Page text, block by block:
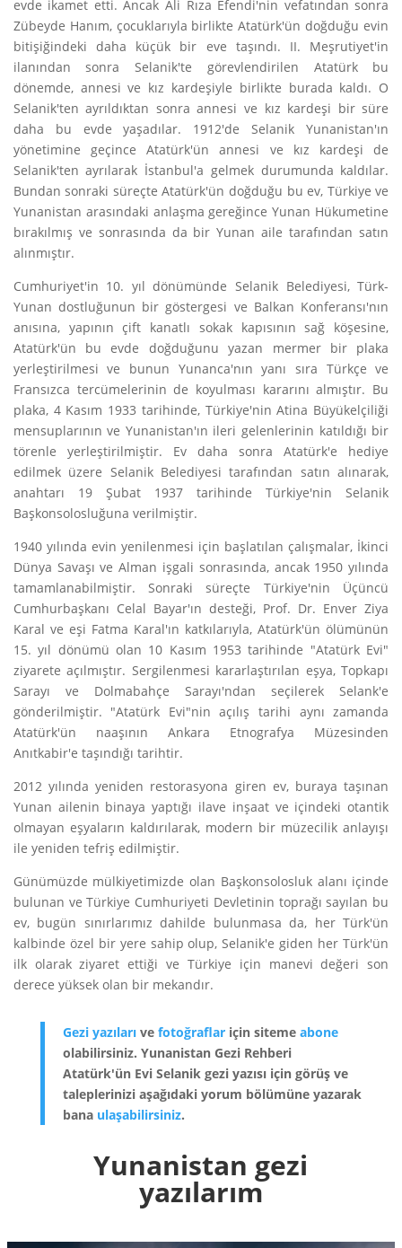
evde ikamet etti. Ancak Ali Rıza Efendi'nin vefatından sonra
Zübeyde Hanım, çocuklarıyla birlikte Atatürk'ün doğduğu evin
bitişiğindeki daha küçük bir eve taşındı. II. Meşrutiyet'in
ilanından sonra Selanik'te görevlendirilen Atatürk bu
dönemde, annesi ve kız kardeşiyle birlikte burada kaldı. O
Selanik'ten ayrıldıktan sonra annesi ve kız kardeşi bir süre
daha bu evde yaşadılar. 1912'de Selanik Yunanistan'ın
yönetimine geçince Atatürk'ün annesi ve kız kardeşi de
Selanik'ten ayrılarak İstanbul'a gelmek durumunda kaldılar.
Bundan sonraki süreçte Atatürk'ün doğduğu bu ev, Türkiye ve
Yunanistan arasındaki anlaşma gereğince Yunan Hükumetine
bırakılmış ve sonrasında da bir Yunan aile tarafından satın
alınmıştır.
Cumhuriyet'in 10. yıl dönümünde Selanik Belediyesi, Türk-
Yunan dostluğunun bir göstergesi ve Balkan Konferansı'nın
anısına, yapının çift kanatlı sokak kapısının sağ köşesine,
Atatürk'ün bu evde doğduğunu yazan mermer bir plaka
yerleştirilmesi ve bunun Yunanca'nın yanı sıra Türkçe ve
Fransızca tercümelerinin de koyulması kararını almıştır. Bu
plaka, 4 Kasım 1933 tarihinde, Türkiye'nin Atina Büyükelçiliği
mensuplarının ve Yunanistan'ın ileri gelenlerinin katıldığı bir
törenle yerleştirilmiştir. Ev daha sonra Atatürk'e hediye
edilmek üzere Selanik Belediyesi tarafından satın alınarak,
anahtarı 19 Şubat 1937 tarihinde Türkiye'nin Selanik
Başkonsolosluğuna verilmiştir.
1940 yılında evin yenilenmesi için başlatılan çalışmalar, İkinci
Dünya Savaşı ve Alman işgali sonrasında, ancak 1950 yılında
tamamlanabilmiştir. Sonraki süreçte Türkiye'nin Üçüncü
Cumhurbaşkanı Celal Bayar'ın desteği, Prof. Dr. Enver Ziya
Karal ve eşi Fatma Karal'ın katkılarıyla, Atatürk'ün ölümünün
15. yıl dönümü olan 10 Kasım 1953 tarihinde "Atatürk Evi"
ziyarete açılmıştır. Sergilenmesi kararlaştırılan eşya, Topkapı
Sarayı ve Dolmabahçe Sarayı'ndan seçilerek Selank'e
gönderilmiştir. "Atatürk Evi"nin açılış tarihi aynı zamanda
Atatürk'ün naaşının Ankara Etnografya Müzesinden
Anıtkabir'e taşındığı tarihtir.
2012 yılında yeniden restorasyona giren ev, buraya taşınan
Yunan ailenin binaya yaptığı ilave inşaat ve içindeki otantik
olmayan eşyaların kaldırılarak, modern bir müzecilik anlayışı
ile yeniden tefriş edilmiştir.
Günümüzde mülkiyetimizde olan Başkonsolosluk alanı içinde
bulunan ve Türkiye Cumhuriyeti Devletinin toprağı sayılan bu
ev, bugün sınırlarımız dahilde bulunmasa da, her Türk'ün
kalbinde özel bir yere sahip olup, Selanik'e giden her Türk'ün
ilk olarak ziyaret ettiği ve Türkiye için manevi değeri son
derece yüksek olan bir mekandır.
Gezi yazılarıve fotoğraflariçin siteme abone
olabilirsiniz. Yunanistan Gezi Rehberi
Atatürk'ün Evi Selanik gezi yazısı için görüş ve
taleplerinizi aşağıdaki yorum bölümüne yazarak
bana ulaşabilirsiniz.
Yunanistan gezi
yazılarım